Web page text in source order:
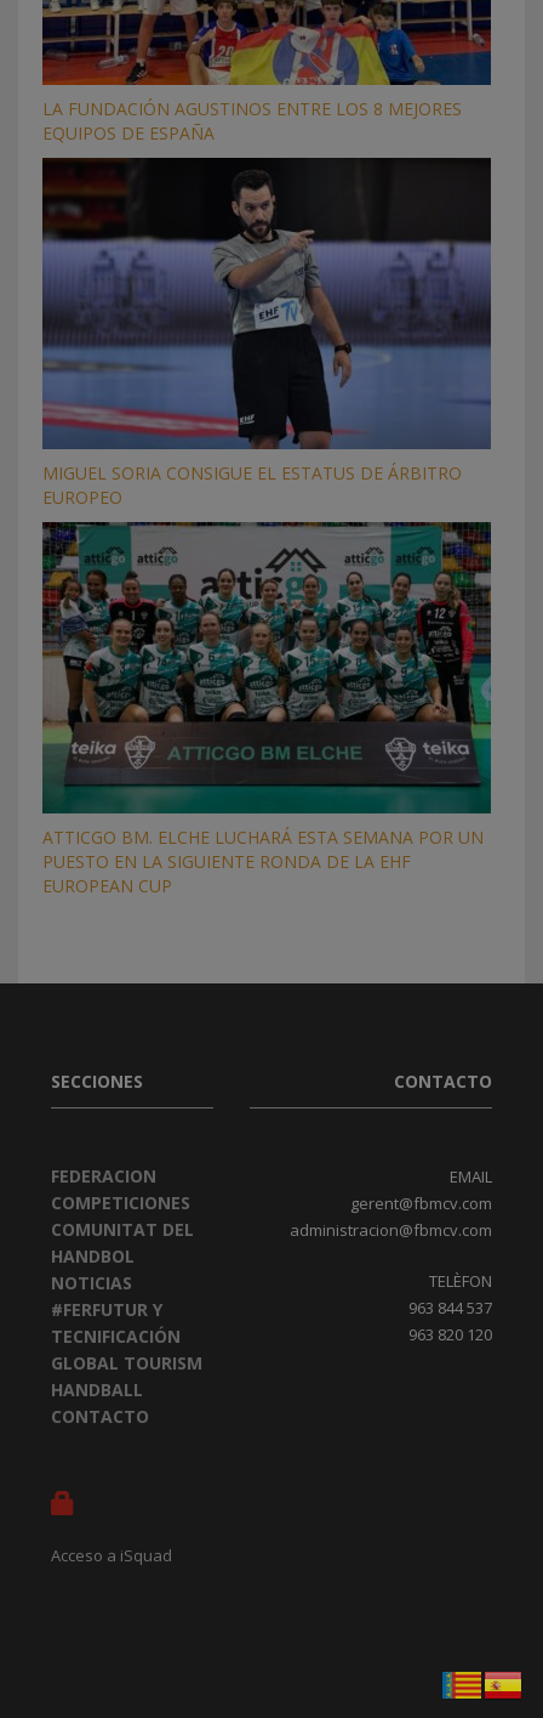
LA FUNDACIÓN AGUSTINOS ENTRE LOS 8 MEJORES
EQUIPOS DE ESPAÑA
MIGUEL SORIA CONSIGUE EL ESTATUS DE ÁRBITRO
EUROPEO
ATTICGO BM. ELCHE LUCHARÁ ESTA SEMANA POR UN
PUESTO EN LA SIGUIENTE RONDA DE LA EHF
EUROPEAN CUP
SECCIONES
FEDERACION
COMPETICIONES
COMUNITAT DEL
HANDBOL
NOTICIAS
#FERFUTUR Y
TECNIFICACIÓN
GLOBAL TOURISM
HANDBALL
CONTACTO
Acceso a iSquad
CONTACTO
EMAIL
gerent@fbmcv.com
administracion@fbmcv.com
TELÈFON
963 844 537
963 820 120